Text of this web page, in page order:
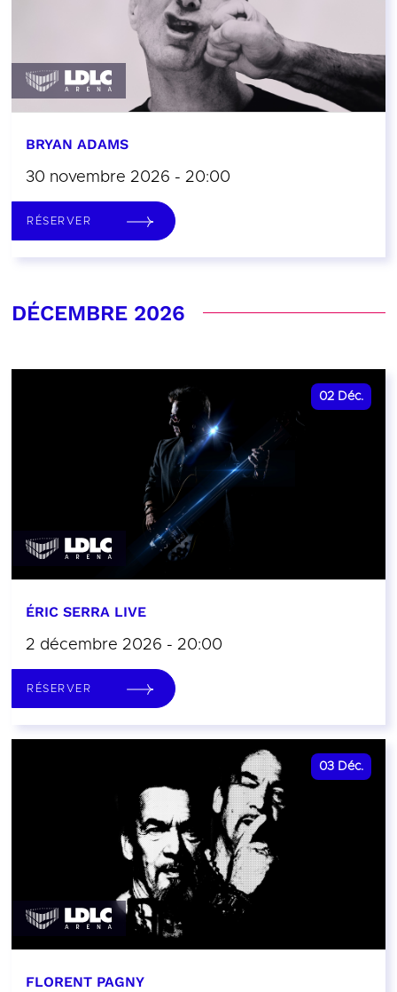
BRYAN ADAMS
30 novembre 2026 - 20:00
RÉSERVER
DÉCEMBRE 2026
02 Déc.
ÉRIC SERRA LIVE
2 décembre 2026 - 20:00
RÉSERVER
03 Déc.
FLORENT PAGNY